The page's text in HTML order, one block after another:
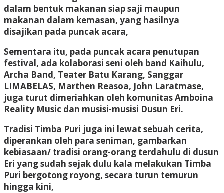
dalam bentuk makanan siap saji maupun
makanan dalam kemasan, yang hasilnya
disajikan pada puncak acara,
Sementara itu, pada puncak acara penutupan
festival, ada kolaborasi seni oleh band Kaihulu,
Archa Band, Teater Batu Karang, Sanggar
LIMABELAS, Marthen Reasoa, John Laratmase,
juga turut dimeriahkan oleh komunitas Amboina
Reality Music dan musisi-musisi Dusun Eri.
Tradisi Timba Puri juga ini lewat sebuah cerita,
diperankan oleh para seniman, gambarkan
kebiasaan/ tradisi orang-orang terdahulu di dusun
Eri yang sudah sejak dulu kala melakukan Timba
Puri bergotong royong, secara turun temurun
hingga kini,